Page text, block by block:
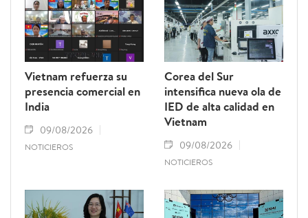
Vietnam refuerza su
presencia comercial en
India
09/08/2026
NOTICIEROS
Corea del Sur
intensifica nueva ola de
IED de alta calidad en
Vietnam
09/08/2026
NOTICIEROS